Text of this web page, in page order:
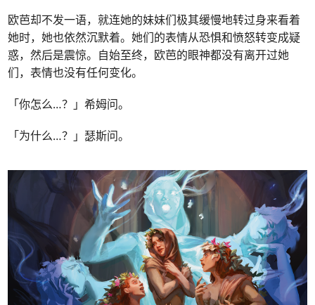
欧芭却不发一语，就连她的妹妹们极其缓慢地转过身来看着
她时，她也依然沉默着。她们的表情从恐惧和愤怒转变成疑
惑，然后是震惊。自始至终，欧芭的眼神都没有离开过她
们，表情也没有任何变化。
「你怎么…？」希姆问。
「为什么…？」瑟斯问。